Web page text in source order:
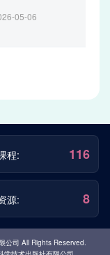
05-06
程: 116
源: 8
公司 All Rights Reserved.